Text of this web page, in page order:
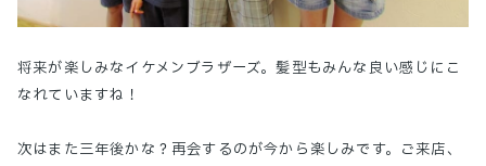
将来が楽しみなイケメンブラザーズ。髪型もみんな良い感じにこ
なれていますね！
次はまた三年後かな？再会するのが今から楽しみです。ご来店、